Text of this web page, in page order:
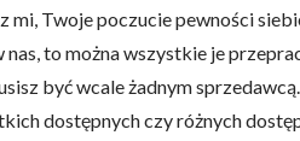
mi, Twoje poczucie pewności
nas, to można wszystkie je
być wcale żadnym
dostępnych czy różnych